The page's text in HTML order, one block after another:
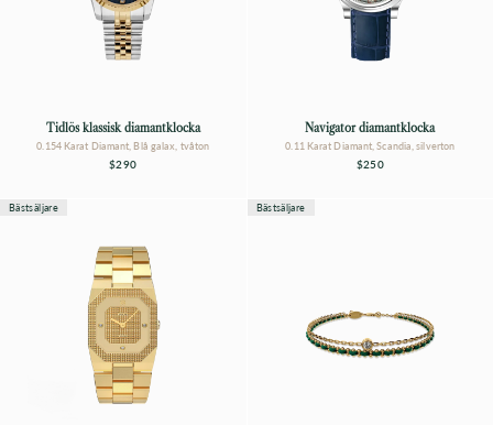
Tidlös klassisk diamantklocka
0.154 Karat Diamant, Blå galax, tvåton
$290
Navigator diamantklocka
0.11 Karat Diamant, Scandia, silverton
$250
Bästsäljare Bästsäljare